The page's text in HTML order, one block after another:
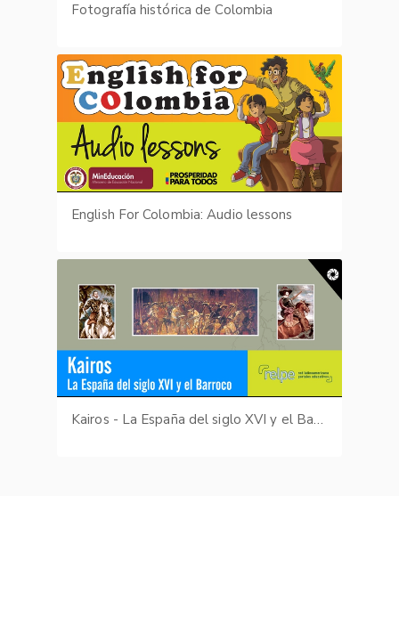
Fotografía histórica de Colombia
English For Colombia: Audio lessons
Kairos - La España del siglo XVI y el Barroco